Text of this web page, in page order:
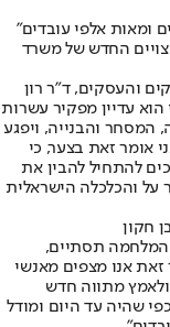
ומאות אלפי עובדים"
החדש של משרד
והעסקים, ד״ר רון
עדיין מפקיר עשרות
המסחר והבנייה, ויפגע
אומר זאת בצער, כי
להתחיל להבין את
על והכלכלה הישראלית
חקון
תסתיים,
זאת אנו מצפים מאנשי
ולאמץ מתווה חדש
שהיה עד היום ומודל